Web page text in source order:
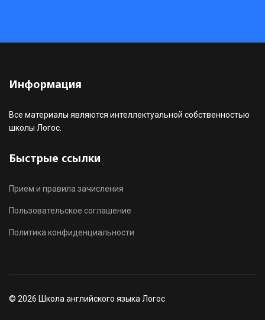
Информация
Все материалы являются интеллектуальной собственностью
школы Логос.
Быстрые ссылки
Прием и правила зачисления
Пользовательское соглашение
Политика конфиденциальности
© 2026 Школа английского языка Логос